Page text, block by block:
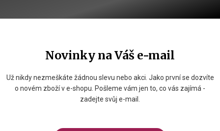
Novinky na Váš e-mail
Už nikdy nezmeškáte žádnou slevu nebo akci. Jako první se dozvíte
o novém zboží v e-shopu. Pošleme vám jen to, co vás zajímá -
zadejte svůj e-mail.